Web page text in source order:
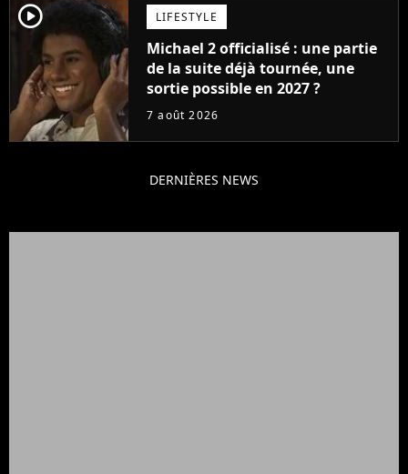
player2 LIFESTYLE
Michael 2 officialisé : une partie
de la suite déjà tournée, une
sortie possible en 2027 ?
7 août 2026
DERNIÈRES NEWS